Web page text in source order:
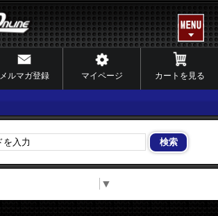
メルマガ登録 マイページ カートを見る
▼